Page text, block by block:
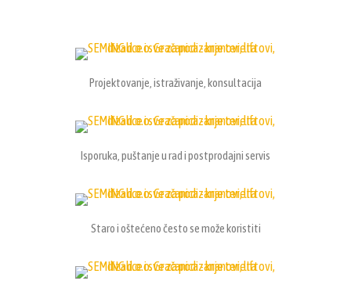
Projektovanje, istraživanje, konsultacija
Isporuka, puštanje u rad i postprodajni servis
Staro i oštećeno često se može koristiti